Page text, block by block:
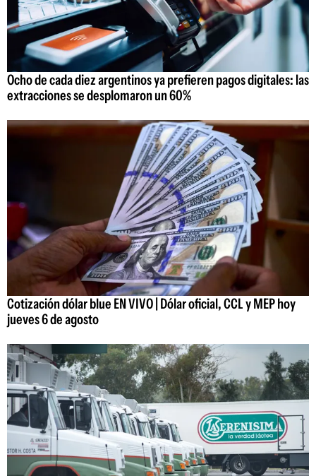
Ocho de cada diez argentinos ya prefieren pagos digitales: las
extracciones se desplomaron un 60%
Cotización dólar blue EN VIVO | Dólar oficial, CCL y MEP hoy
jueves 6 de agosto